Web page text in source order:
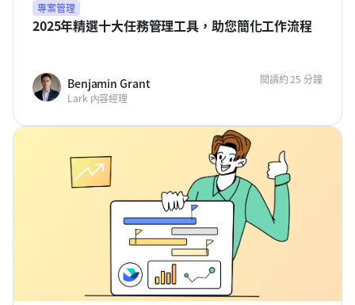
專案管理
2025年精選十大任務管理工具，助您簡化工作流程
Benjamin Grant
Lark 内容經理
閱讀約 25 分鐘